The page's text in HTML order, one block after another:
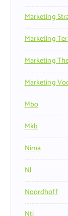
Marketing
Marketing
Marketing
Marketing
Mbo
Mkb
Nima
Nl
Noordhoff